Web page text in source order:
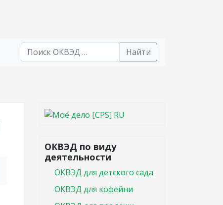
Найти
ОКВЭД по виду
деятельности
ОКВЭД для детского сада
ОКВЭД для кофейни